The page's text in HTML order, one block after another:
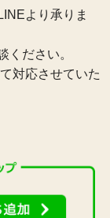
より承りま
ださい。
対応させていた